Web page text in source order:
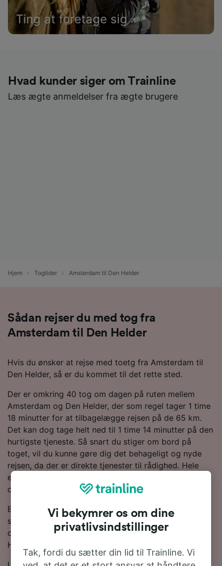
Ting at foretage sig
Hvad kunder siger om Trainline
Læs ægte anmeldelser fra ægte brugere
Hjem Togtider Amsterdam til Den Helder
Sådan rejser du med tog fra
Amsterdam til Den Helder
Hvis du ønsker at rejse med toetg fra Amsterdam til
Den Helder, så er du kommet til det rette sted.
Der er omkring 40 tog om dagen på ruten mellem
Amsterdam og Den Helder, der som regel tager 1 time
18 minutter for at tilbagelægge rejsen på de 65 km.
Det kan dog tage helt ned til 1 time 14 minutter på den
hurtigste tjeneste. Så snart du stiger om bord på
toget, vil du kunne gøre dig det behageligt og nyde
rejsen, da der er direkte tjenester til rådighed. Hele
eller dele af din rejse vil være om bord på et NS-tog,
da de er den største togoperatør på denne rute.
Brug vores Rejseplanlægger øverst på siden for at
søge efter billige billetter. Vi vil vise dig, hvor meget
du kan spare på togbilletter fra Amsterdam til Den
Helder, hvis du bestiller i forvejen.
Vi bekymrer os om dine
privatlivsindstillinger
Tak, fordi du sætter din lid til Trainline. Vi